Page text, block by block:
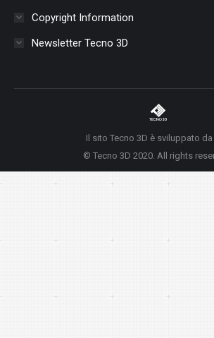
Copyright Information
Newsletter Tecno 3D
Il sito Tecno 3D è sviluppato da
© Tecno 3D 2020. All rights